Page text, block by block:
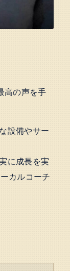
高の声を手
設備やサー
に成長を実
カルコーチ